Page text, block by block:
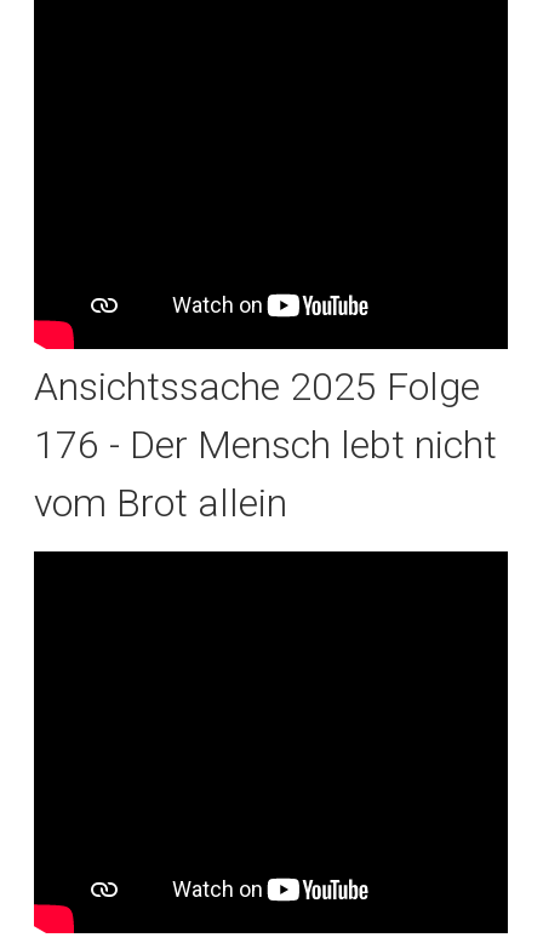
Ansichtssache 2025 Folge
176 - Der Mensch lebt nicht
vom Brot allein